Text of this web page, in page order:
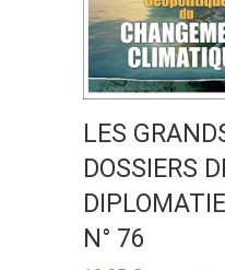
LES
DOSSIERS
DIPLOMATIE
N° 76